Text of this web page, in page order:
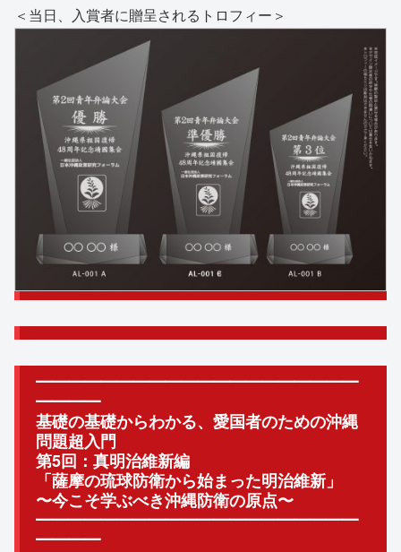
＜当日、入賞者に贈呈されるトロフィー＞
━━━━━━━━━━━━━━━━━━━━
━━━━
基礎の基礎からわかる、愛国者のための沖縄
問題超入門
第5回：真明治維新編
「薩摩の琉球防衛から始まった明治維新」
〜今こそ学ぶべき沖縄防衛の原点〜
━━━━━━━━━━━━━━━━━━━━
━━━━